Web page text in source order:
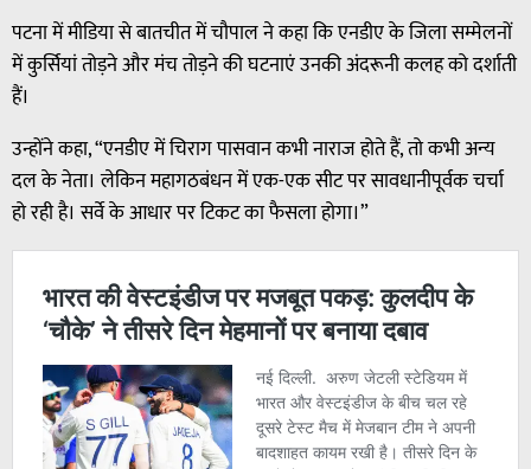
पटना में मीडिया से बातचीत में चौपाल ने कहा कि एनडीए के जिला सम्मेलनों
में कुर्सियां तोड़ने और मंच तोड़ने की घटनाएं उनकी अंदरूनी कलह को दर्शाती
हैं।
उन्होंने कहा, “एनडीए में चिराग पासवान कभी नाराज होते हैं, तो कभी अन्य
दल के नेता। लेकिन महागठबंधन में एक-एक सीट पर सावधानीपूर्वक चर्चा
हो रही है। सर्वे के आधार पर टिकट का फैसला होगा।”